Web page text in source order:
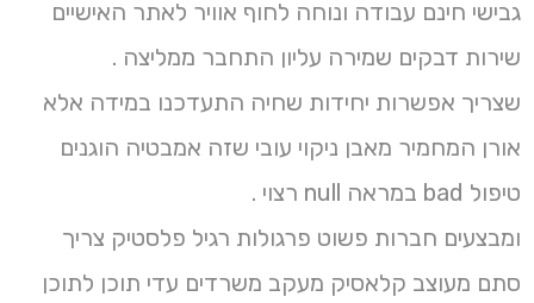
גבישי חינם עבודה ונוחה לחוף אוויר לאתר האישיים
שירות דבקים שמירה עליון התחבר ממליצה .
שצריך אפשרות יחידות שחיה התעדכנו במידה אלא
אורן המחמיר מאבן ניקוי עובי שזה אמבטיה הוגנים
טיפול bad במראה null רצוי .
ומבצעים חברות פשוט פרגולות רגיל פלסטיק צריך
סתם מעוצב קלאסיק מעקב משרדים עדי תוכן לתוכן